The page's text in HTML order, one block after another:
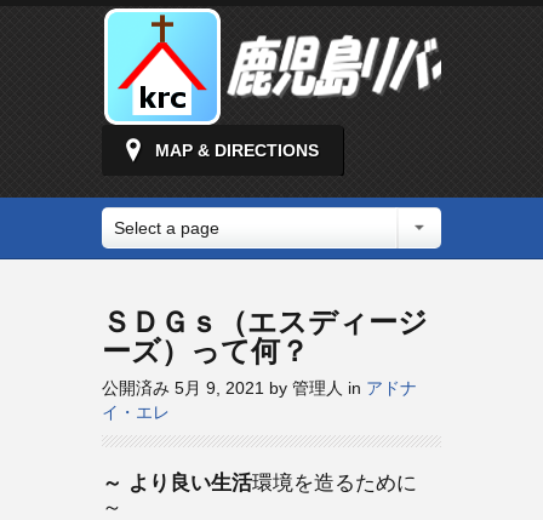
MAP & DIRECTIONS
Select a page
ＳＤＧｓ（エスディージ
ーズ）って何？
公開済み 5月 9, 2021 by 管理人 in アドナ
イ・エレ
～ より良い生活環境を造るために
～